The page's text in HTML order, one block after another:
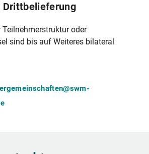
Drittbelieferung
Teilnehmerstruktur oder
sind bis auf Weiteres bilateral